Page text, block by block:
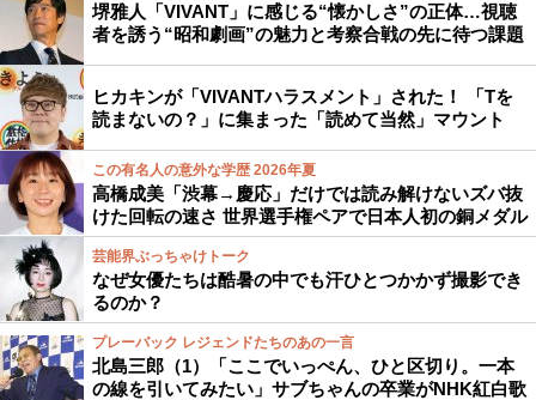
堺雅人「VIVANT」に感じる“懐かしさ”の正体…視聴
者を誘う“昭和劇画”の魅力と考察合戦の先に待つ課題
ヒカキンが「VIVANTハラスメント」された！ 「Tを
読まないの？」に集まった「読めて当然」マウント
この有名人の意外な学歴 2026年夏
高橋成美「渋幕→慶応」だけでは読み解けないズバ抜
けた回転の速さ 世界選手権ペアで日本人初の銅メダル
芸能界ぶっちゃけトーク
なぜ女優たちは酷暑の中でも汗ひとつかかず撮影でき
るのか？
プレーバック レジェンドたちのあの一言
北島三郎（1）「ここでいっぺん、ひと区切り。一本
の線を引いてみたい」サブちゃんの卒業がNHK紅白歌